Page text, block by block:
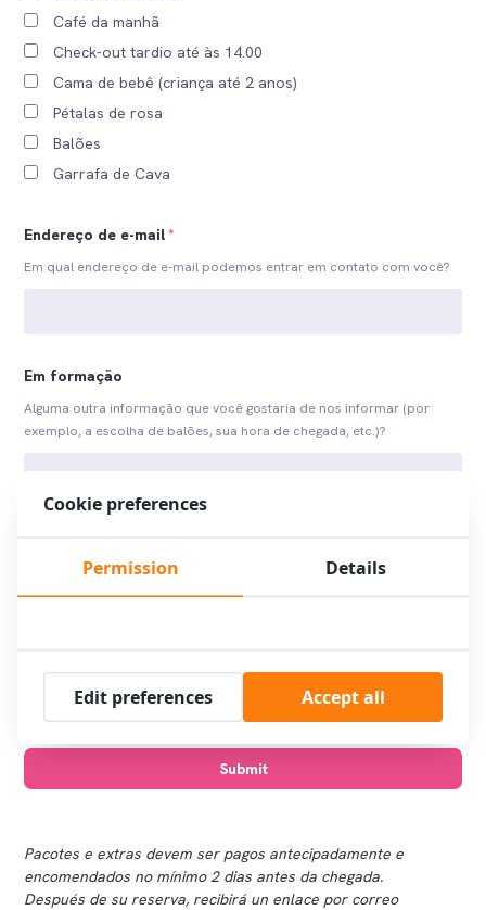
Café da manhã
Check-out tardio até às 14.00
Cama de bebê (criança até 2 anos)
Pétalas de rosa
Balões
Garrafa de Cava
Endereço de e-mail*
Em qual endereço de e-mail podemos entrar em contato com você?
Em formação
Alguma outra informação que você gostaria de nos informar (por
exemplo, a escolha de balões, sua hora de chegada, etc.)?
Pacotes e extras devem ser pagos antecipadamente e
encomendados no mínimo 2 dias antes da chegada.
Después de su reserva, recibirá un enlace por correo
Cookie preferences
Permission Details
Edit preferences Accept all